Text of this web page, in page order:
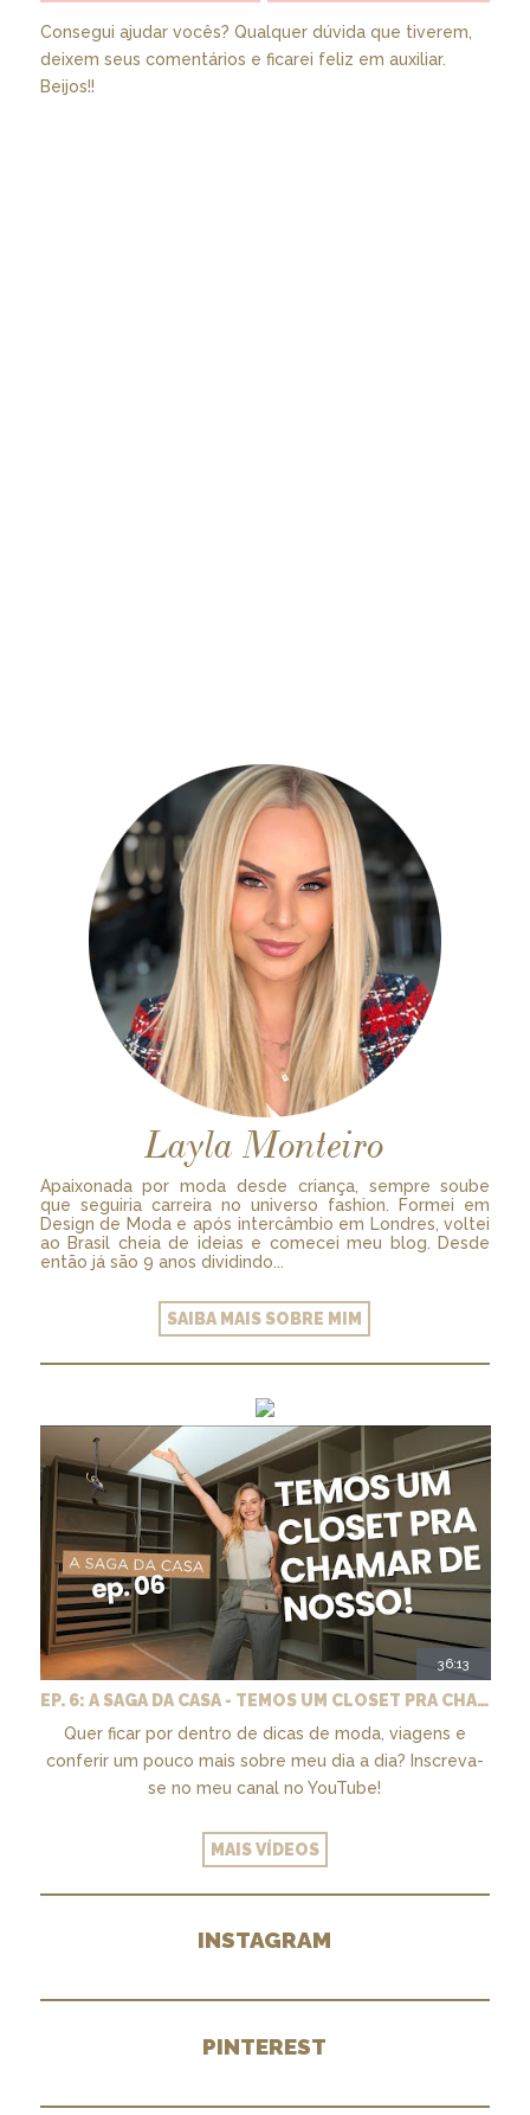
Consegui ajudar vocês? Qualquer dúvida que tiverem,
deixem seus comentários e ficarei feliz em auxiliar.
Beijos!!
Layla Monteiro
Apaixonada por moda desde criança, sempre soube
que seguiria carreira no universo fashion. Formei em
Design de Moda e após intercâmbio em Londres, voltei
ao Brasil cheia de ideias e comecei meu blog. Desde
então já são 9 anos dividindo...
SAIBA MAIS SOBRE MIM
36:13
EP. 6: A SAGA DA CASA - TEMOS UM CLOSET PRA CHAMAR DE NOSSO + MARCENARIA E PAISAGISMO
Quer ficar por dentro de dicas de moda, viagens e
conferir um pouco mais sobre meu dia a dia? Inscreva-
se no meu canal no YouTube!
MAIS VÍDEOS
INSTAGRAM
PINTEREST